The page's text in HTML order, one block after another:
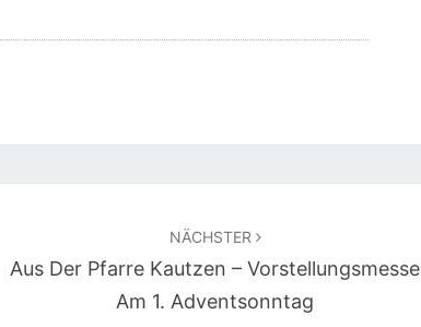
NÄCHSTER
Aus Der Pfarre Kautzen – Vorstellungsmesse
Am 1. Adventsonntag